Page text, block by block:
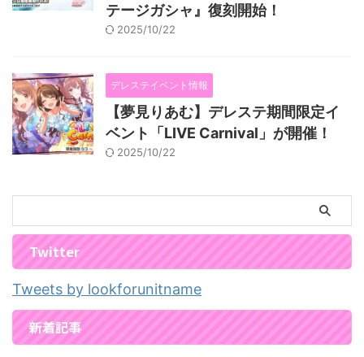
テージガシャ』復刻開始！
2025/10/22
デレステイベント情報
【夢見りあむ】デレステ期間限定イ
ベント「LIVE Carnival」が開催！
2025/10/22
Twitter
Tweets by lookforunitname
新着記事